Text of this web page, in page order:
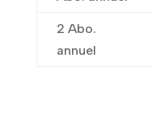
2 Abo.
annuel